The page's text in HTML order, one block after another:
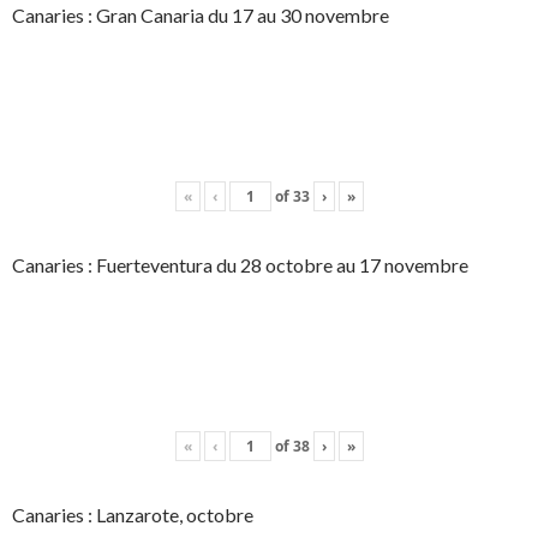
Canaries : Gran Canaria du 17 au 30 novembre
« ‹ of33 › »
Canaries : Fuerteventura du 28 octobre au 17 novembre
« ‹ of38 › »
Canaries : Lanzarote, octobre